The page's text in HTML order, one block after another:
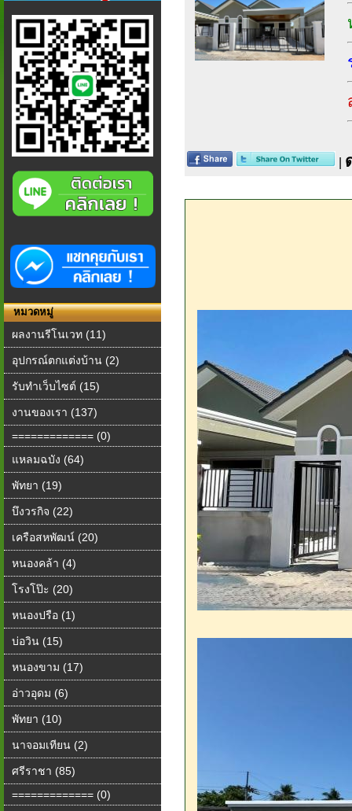
หมวดหมู่
ผลงานรีโนเวท (11)
อุปกรณ์ตกแต่งบ้าน (2)
รับทำเว็บไซต์ (15)
งานของเรา (137)
============= (0)
แหลมฉบัง (64)
พัทยา (19)
บึงวรกิจ (22)
เครือสหพัฒน์ (20)
หนองคล้า (4)
โรงโป๊ะ (20)
หนองปรือ (1)
บ่อวิน (15)
หนองขาม (17)
อ่าวอุดม (6)
พัทยา (10)
นาจอมเทียน (2)
ศรีราชา (85)
============= (0)